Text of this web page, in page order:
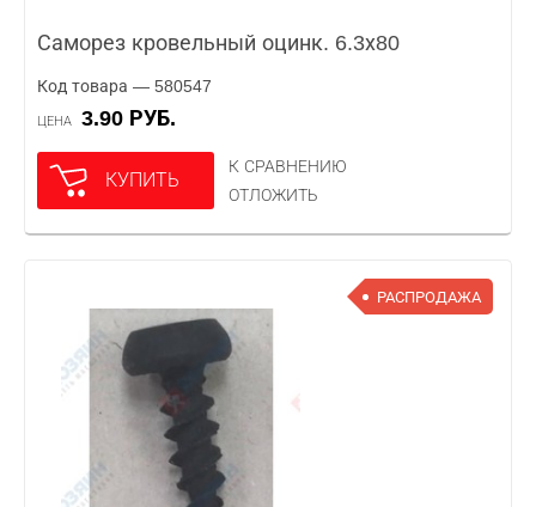
Саморез кровельный оцинк. 6.3х80
Код товара — 580547
ЦЕНА 3.90 РУБ.
КУПИТЬ
К СРАВНЕНИЮ
ОТЛОЖИТЬ
РАСПРОДАЖА